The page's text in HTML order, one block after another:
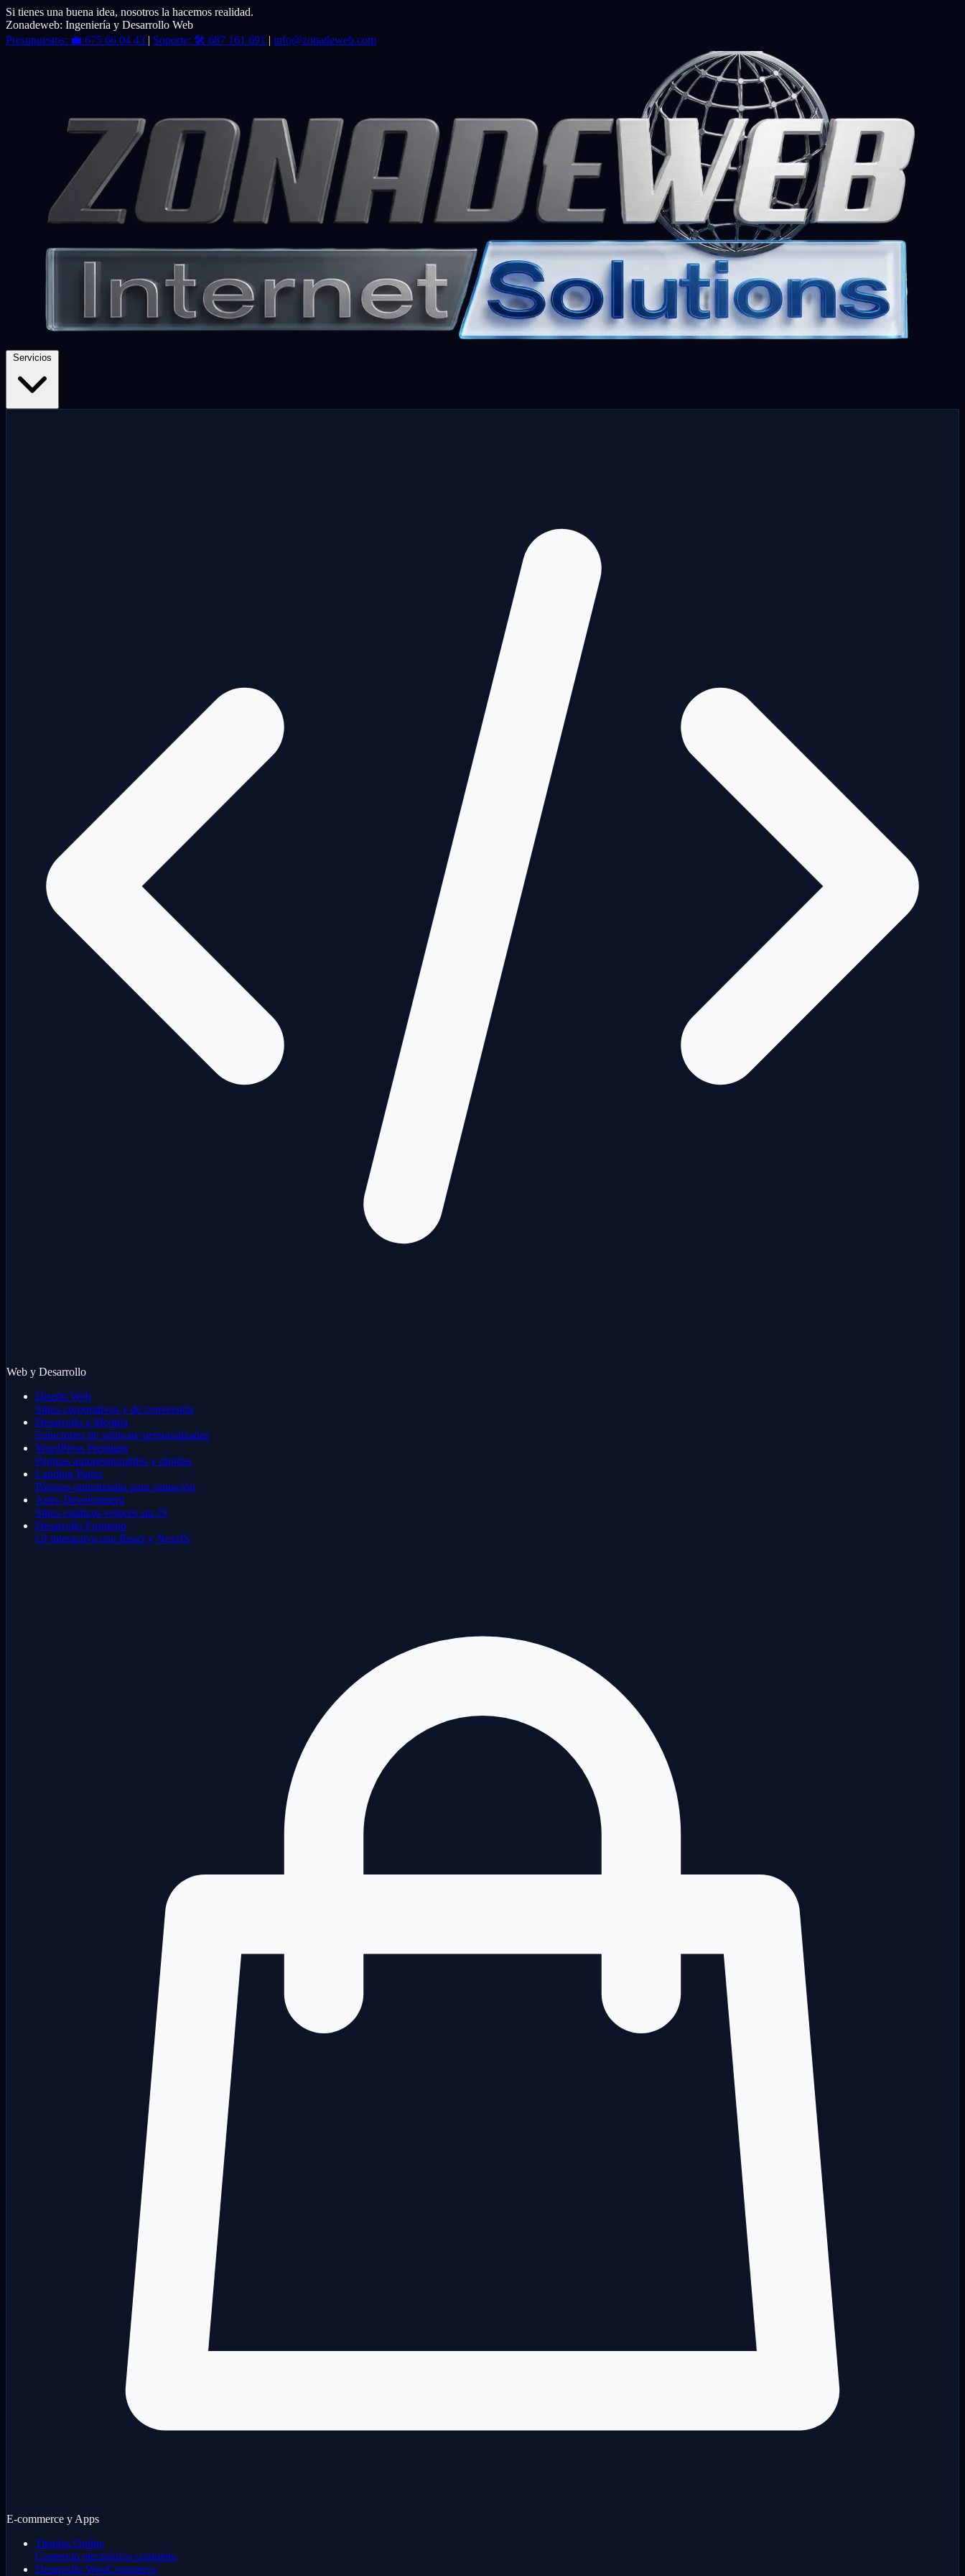
Si tienes una buena idea, nosotros la hacemos realidad.
Zonadeweb: Ingeniería y Desarrollo Web
Presupuestos: 💼 675 66 04 43 | Soporte: 🛠️ 687 161 691 | info@zonadeweb.com
Web y Desarrollo
Diseño Web
Sitios corporativos y de conversión
Desarrollo a Medida
Soluciones de software personalizadas
WordPress Premium
Páginas autogestionables y rápidas
Landing Pages
Páginas optimizadas para captación
Astro Development
Sitios estáticos veloces sin JS
Desarrollo Frontend
UI interactiva con React y NextJS
E-commerce y Apps
Tiendas Online
Comercio electrónico completo
Desarrollo WooCommerce